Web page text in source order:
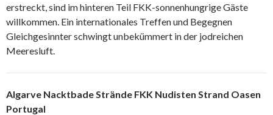
erstreckt, sind im hinteren Teil FKK-sonnenhungrige Gäste
willkommen. Ein internationales Treffen und Begegnen
Gleichgesinnter schwingt unbekümmert in der jodreichen
Meeresluft.
Algarve Nacktbade Strände FKK Nudisten Strand Oasen
Portugal